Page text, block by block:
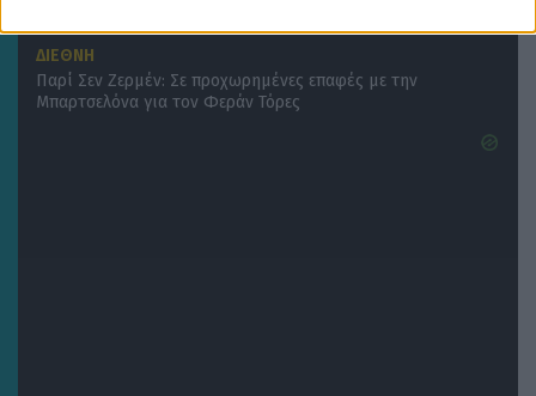
ΔΙΕΘΝΗ
Παρί Σεν Ζερμέν: Σε προχωρημένες επαφές με την
Μπαρτσελόνα για τον Φεράν Τόρες